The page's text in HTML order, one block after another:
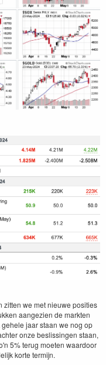
zitten we met nieuwe posities
aangezien de markten
jaar staan we nog op
onze beslissingen staan,
5% terug moeten waardoor
korte termijn.